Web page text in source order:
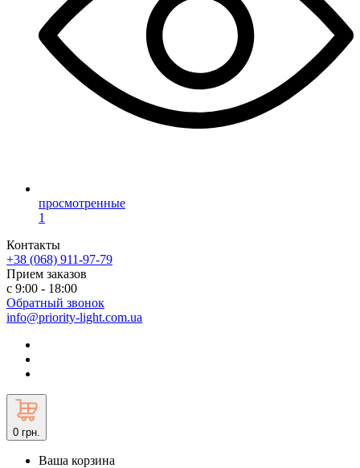
просмотренные
1
Контакты
+38 (068) 911-97-79
Прием заказов
с 9:00 - 18:00
Обратный звонок
info@priority-light.com.ua
0 грн.
Ваша корзина